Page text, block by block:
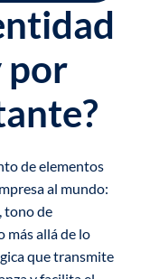
por
de elementos
al mundo:
tono de
más allá de lo
que transmite